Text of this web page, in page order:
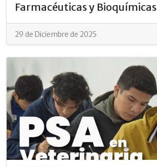
Farmacéuticas y Bioquímicas
29 de Diciembre de 2025